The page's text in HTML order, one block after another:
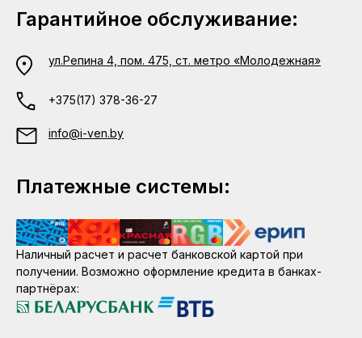
Гарантийное обслуживание:
ул.Репина 4, пом. 475, ст. метро «Молодежная»
+375(17) 378-36-27
info@i-ven.by
Платежные системы:
Наличный расчет и расчет банковской картой при
получении. Возможно оформление кредита в банках-
партнёрах: